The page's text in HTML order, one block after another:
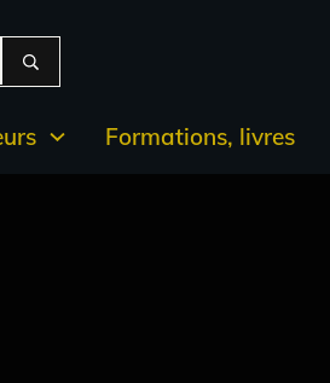
Formations, livres